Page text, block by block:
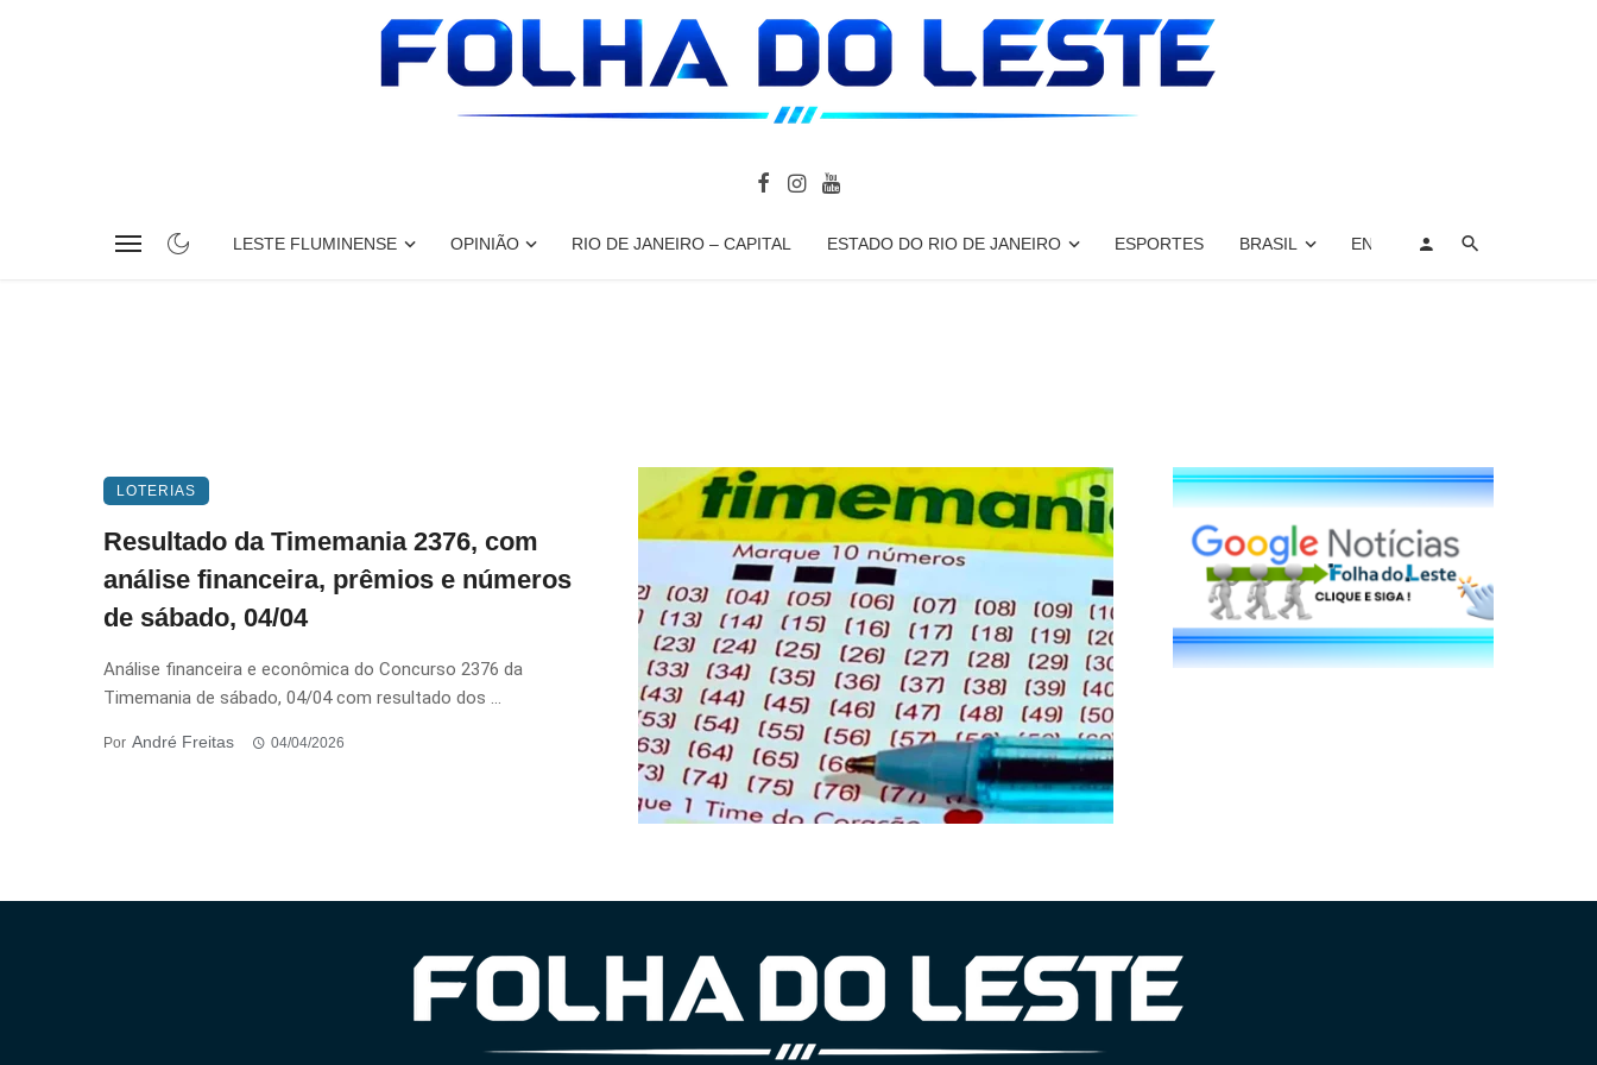
LESTE FLUMINENSE OPINIÃO RIO DE JANEIRO – CAPITAL ESTADO DO RIO DE JANEIRO ESPORTES BRASIL ENTRETENIMENTO, ARTES E
LOTERIAS
Resultado da Timemania 2376, com
análise financeira, prêmios e números
de sábado, 04/04
Análise financeira e econômica do Concurso 2376 da
Timemania de sábado, 04/04 com resultado dos ...
Por André Freitas 04/04/2026